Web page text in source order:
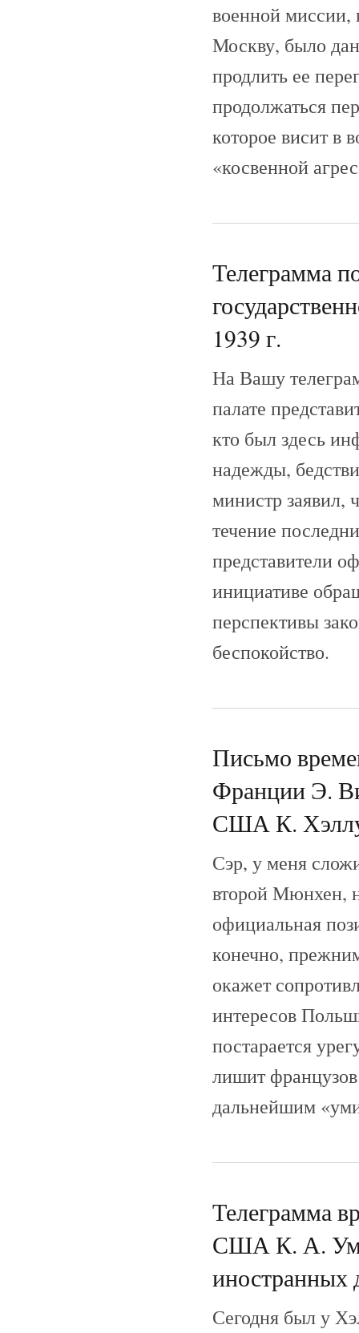
военной миссии,
Москву, было
продлить ее
продолжаться
которое висит в
«косвенной
Телеграмма
1939 г.
На Вашу
палате
кто был здесь
надежды,
министр заявил,
течение
представители
инициативе
перспективы
беспокойство.
Письмо
Франции Э.
США К.
Сэр, у меня
второй Мюнхен,
официальная
конечно,
окажет
интересов
постарается
лишит
дальнейшим
Телеграмма
США К. А.
Сегодня был у